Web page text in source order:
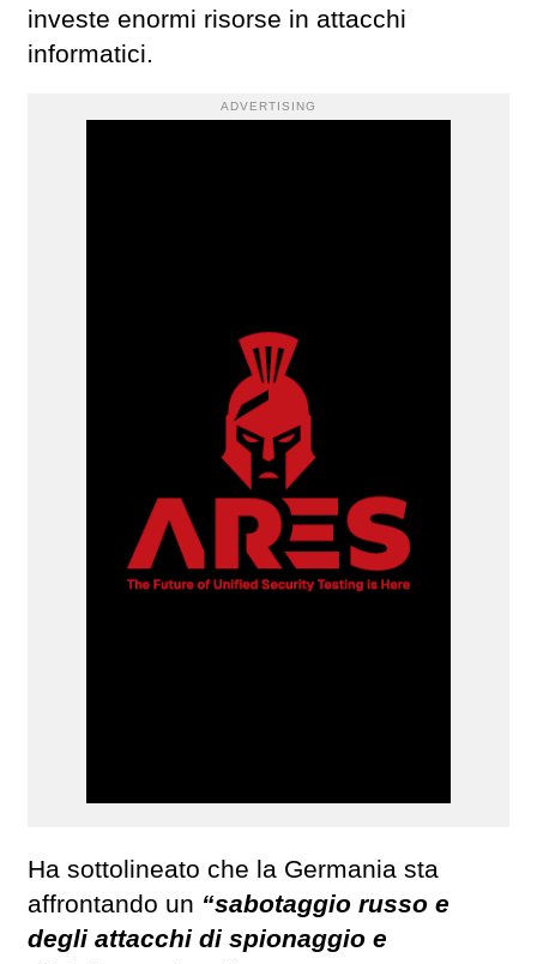
investe enormi risorse in attacchi
informatici.
ADVERTISING
Ha sottolineato che la Germania sta
affrontando un “sabotaggio russo e
degli attacchi di spionaggio e